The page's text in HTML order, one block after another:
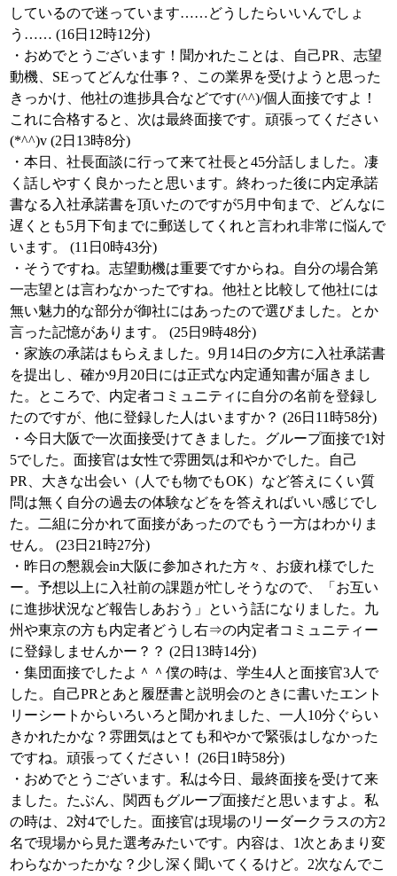
しているので迷っています……どうしたらいいんでしょ
う…… (16日12時12分)
・おめでとうございます！聞かれたことは、自己PR、志望
動機、SEってどんな仕事？、この業界を受けようと思った
きっかけ、他社の進捗具合などです(^^)/個人面接ですよ！
これに合格すると、次は最終面接です。頑張ってください
(*^^)v (2日13時8分)
・本日、社長面談に行って来て社長と45分話しました。凄
く話しやすく良かったと思います。終わった後に内定承諾
書なる入社承諾書を頂いたのですが5月中旬まで、どんなに
遅くとも5月下旬までに郵送してくれと言われ非常に悩んで
います。 (11日0時43分)
・そうですね。志望動機は重要ですからね。自分の場合第
一志望とは言わなかったですね。他社と比較して他社には
無い魅力的な部分が御社にはあったので選びました。とか
言った記憶があります。 (25日9時48分)
・家族の承諾はもらえました。9月14日の夕方に入社承諾書
を提出し、確か9月20日には正式な内定通知書が届きまし
た。ところで、内定者コミュニティに自分の名前を登録し
たのですが、他に登録した人はいますか？ (26日11時58分)
・今日大阪で一次面接受けてきました。グループ面接で1対
5でした。面接官は女性で雰囲気は和やかでした。自己
PR、大きな出会い（人でも物でもOK）など答えにくい質
問は無く自分の過去の体験などをを答えればいい感じでし
た。二組に分かれて面接があったのでもう一方はわかりま
せん。 (23日21時27分)
・昨日の懇親会in大阪に参加された方々、お疲れ様でした
ー。予想以上に入社前の課題が忙しそうなので、「お互い
に進捗状況など報告しあおう」という話になりました。九
州や東京の方も内定者どうし右⇒の内定者コミュニティー
に登録しませんかー？？ (2日13時14分)
・集団面接でしたよ＾＾僕の時は、学生4人と面接官3人で
した。自己PRとあと履歴書と説明会のときに書いたエント
リーシートからいろいろと聞かれました、一人10分ぐらい
きかれたかな？雰囲気はとても和やかで緊張はしなかった
ですね。頑張ってください！ (26日1時58分)
・おめでとうございます。私は今日、最終面接を受けて来
ました。たぶん、関西もグループ面接だと思いますよ。私
の時は、2対4でした。面接官は現場のリーダークラスの方2
名で現場から見た選考みたいです。内容は、1次とあまり変
わらなかったかな？少し深く聞いてくるけど。2次なんでこ